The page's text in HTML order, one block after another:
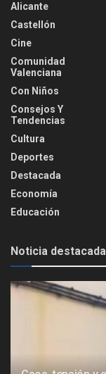
Alicante
Castellón
Cine
Comunidad
Valenciana
Con Niños
Consejos Y
Tendencias
Cultura
Deportes
Destacada
Economía
Educación
Noticia